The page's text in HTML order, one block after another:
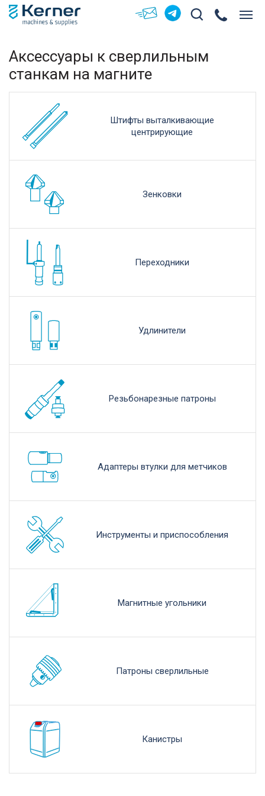
Аксессуары к сверлильным
станкам на магните
Штифты выталкивающие
центрирующие
Зенковки
Переходники
Удлинители
Резьбонарезные патроны
Адаптеры втулки для метчиков
Инструменты и приспособления
Магнитные угольники
Патроны сверлильные
Канистры